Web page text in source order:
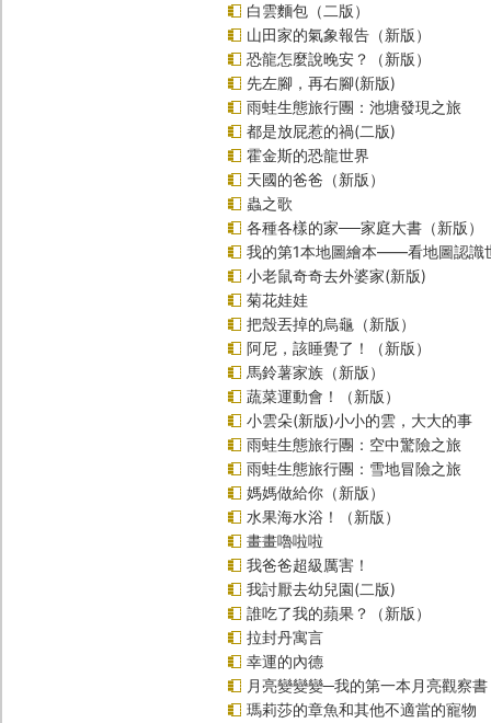
白雲麵包（二版）
山田家的氣象報告（新版）
恐龍怎麼說晚安？（新版）
先左腳，再右腳(新版)
雨蛙生態旅行團：池塘發現之旅
都是放屁惹的禍(二版)
霍金斯的恐龍世界
天國的爸爸（新版）
蟲之歌
各種各樣的家──家庭大書（新版）
我的第1本地圖繪本――看地圖認識
小老鼠奇奇去外婆家(新版)
菊花娃娃
把殼丟掉的烏龜（新版）
阿尼，該睡覺了！（新版）
馬鈴薯家族（新版）
蔬菜運動會！（新版）
小雲朵(新版)小小的雲，大大的事
雨蛙生態旅行團：空中驚險之旅
雨蛙生態旅行團：雪地冒險之旅
媽媽做給你（新版）
水果海水浴！（新版）
畫畫嚕啦啦
我爸爸超級厲害！
我討厭去幼兒園(二版)
誰吃了我的蘋果？（新版）
拉封丹寓言
幸運的內德
月亮變變變─我的第一本月亮觀察書
瑪莉莎的章魚和其他不適當的寵物